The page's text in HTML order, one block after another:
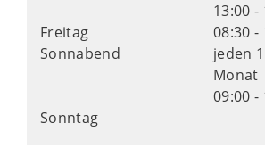
13:00 -
Freitag
08:30 -
Sonnabend
jeden
Monat
09:00 -
Sonntag